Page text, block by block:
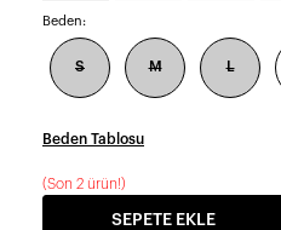
Beden:
S M L
Beden Tablosu
(Son 2 ürün!)
SEPETE EKLE